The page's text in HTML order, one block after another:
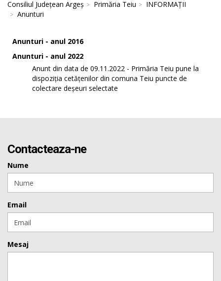
Consiliul Județean Argeș Primăria Teiu
INFORMAȚII
Anunturi
Anunturi - anul 2016
Anunturi - anul 2022
Anunt din data de 09.11.2022 - Primăria Teiu pune la
dispoziția cetățenilor din comuna Teiu puncte de
colectare deșeuri selectate
Contacteaza-ne
Nume
Email
Mesaj